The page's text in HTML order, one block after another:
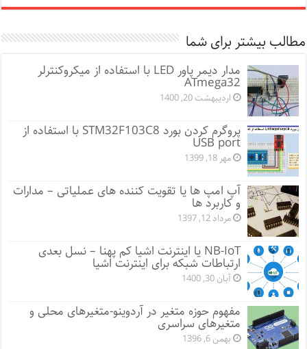
مطالب بیشتر برای شما
مدار دیمر پاور LED با استفاده از میکروکنترلر
ATmega32
اردیبهشت 20, 1400
پروگرم کردن بورد STM32F103C8 با استفاده از
USB port
مهر 18, 1399
آپ امپ ها یا تقویت کننده های عملیاتی – مدارات
و کاربرد ها
مرداد 12, 1397
NB-IoT یا اینترنت اشیا کم پهنا – نسل بعدی
ارتباطات شبکه برای اینترنت اشیا
آبان 30, 1400
مفهوم حوزه متغیر در آردوینو-متغیرهای محلی و
متغیرهای سراسری
بهمن 6, 1396